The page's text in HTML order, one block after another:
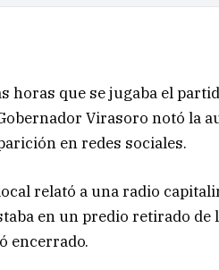
horas que se jugaba el
Virasoro notó la
en redes sociales.
relató a una radio
en un predio retirado
encerrado.